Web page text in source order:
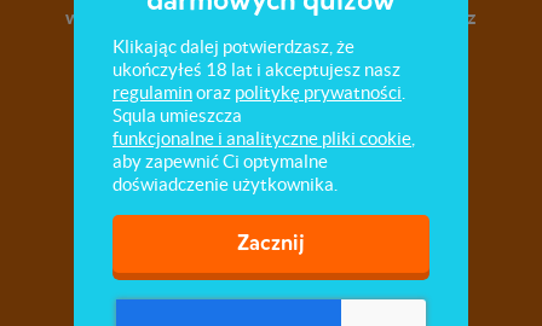
wiedzieć wszystko o wszystkich. Czy pamiętasz
takie osoby z książki pt. „Wścibscy”?
Klikając dalej potwierdzasz, że
ukończyłeś 18 lat i akceptujesz nasz
regulaminoraz politykę prywatności
Squla umieszcza
funkcjonalne i analityczne pliki cookie
aby zapewnić Ci optymalne
doświadczenie użytkownika.
Zacznij